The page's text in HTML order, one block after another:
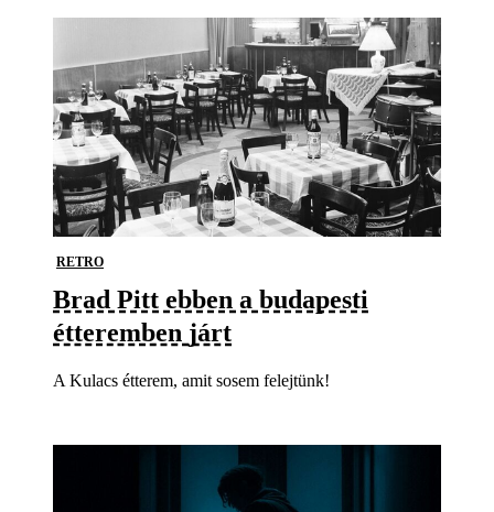
RETRO
Brad Pitt ebben a budapesti
étteremben járt
A Kulacs étterem, amit sosem felejtünk!